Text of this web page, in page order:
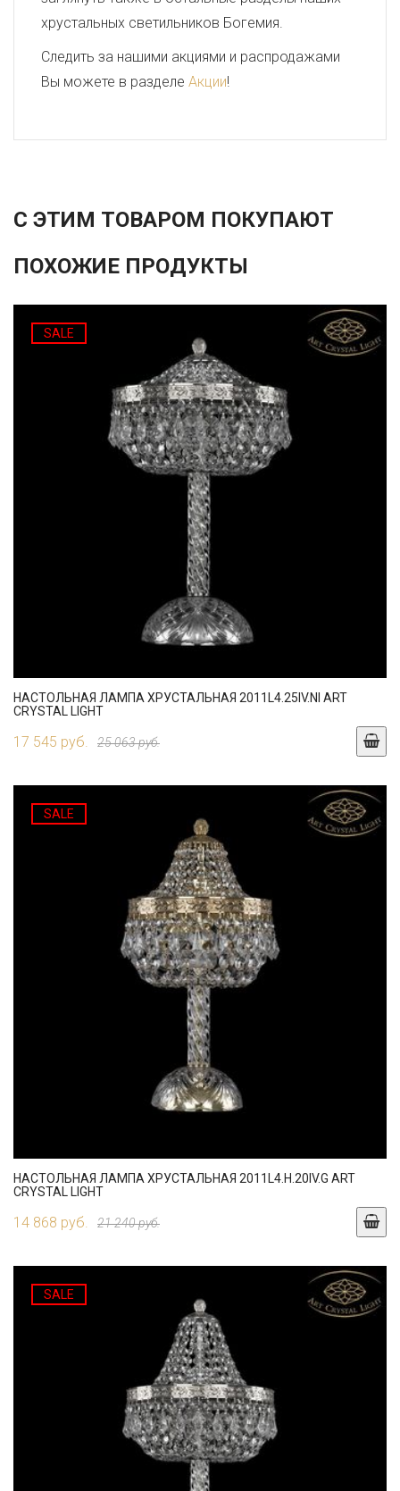
хрустальных светильников Богемия.
Следить за нашими акциями и распродажами
Вы можете в разделе Акции!
С ЭТИМ ТОВАРОМ ПОКУПАЮТ
ПОХОЖИЕ ПРОДУКТЫ
SALE
НАСТОЛЬНАЯ ЛАМПА ХРУСТАЛЬНАЯ 2011L4.25IV.NI ART
CRYSTAL LIGHT
17 545 руб. 25 063 руб.
SALE
НАСТОЛЬНАЯ ЛАМПА ХРУСТАЛЬНАЯ 2011L4.H.20IV.G ART
CRYSTAL LIGHT
14 868 руб. 21 240 руб.
SALE